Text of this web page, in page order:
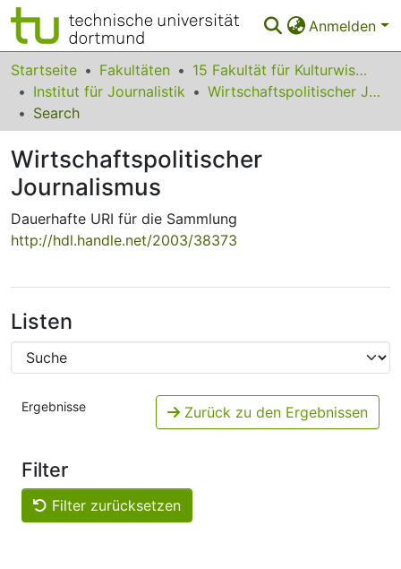
Anmelden
Bereiche & Sammlungen
Das gesamte Repositorium
FAQ
Leitlinien
Zurück zur Startseite
Startseite Fakultäten
15 Fakultät für Kulturwissenschaften
Institut für Journalistik
Wirtschaftspolitischer Journalismus
Search
Wirtschaftspolitischer
Journalismus
Dauerhafte URI für die Sammlung
http://hdl.handle.net/2003/38373
Listen
Ergebnisse Zurück zu den Ergebnissen
Filter
Filter zurücksetzen